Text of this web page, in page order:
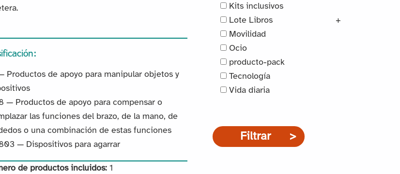
Productos de apoyo para manipular objetos y
— Productos de apoyo para compensar o
las funciones del brazo, de la mano, de
o una combinación de estas funciones
— Dispositivos para agarrar
de productos incluidos:1
Kits inclusivos
Lote Libros
+
Movilidad
Ocio
producto-pack
Tecnología
Vida diaria
Filtrar